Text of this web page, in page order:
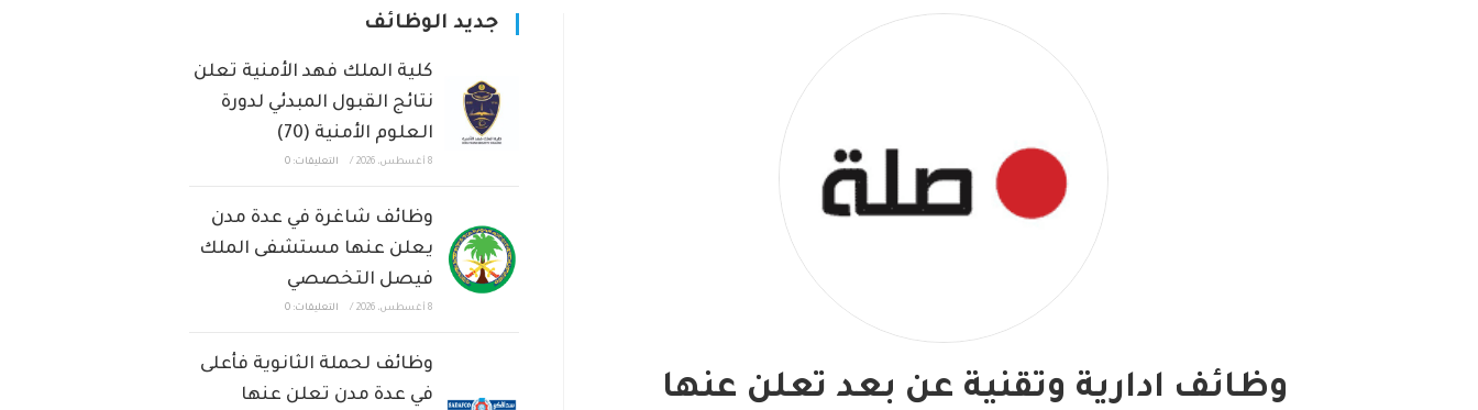
وظائف ادارية وتقنية عن بعد تعلن عنها
جديد الوظائف
كلية الملك فهد الأمنية تعلن
نتائج القبول المبدئي لدورة
العلوم الأمنية (70)
8 أغسطس، 2026 / التعليقات: 0
وظائف شاغرة في عدة مدن
يعلن عنها مستشفى الملك
فيصل التخصصي
8 أغسطس، 2026 / التعليقات: 0
وظائف لحملة الثانوية فأعلى
في عدة مدن تعلن عنها